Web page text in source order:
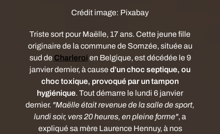
Crédit image: Pixabay
Triste sort pour Maëlle, 17 ans. Cette jeune fille
originaire de la commune de Somzée, située au
sud de Charleroi en Belgique, est décédée le 9
janvier dernier, à cause d’un choc septique, ou
choc toxique, provoqué par un tampon
hygiénique. Tout démarre le lundi 6 janvier
dernier. "Maëlle était revenue de la salle de sport,
lundi soir, vers 20 heures, en pleine forme", a
expliqué sa mère Laurence Hennuy, à nos